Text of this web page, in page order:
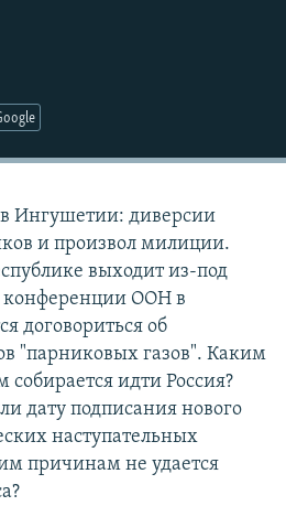
Ингушетии: диверсии
и произвол милиции.
выходит из-под
конференции ООН в
договориться об
"парниковых газов". Каким
идти Россия?
дату подписания нового
наступательных
причинам не удается